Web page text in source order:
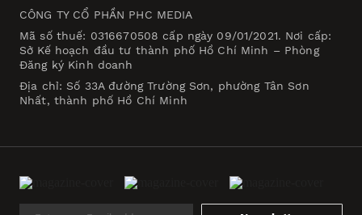
CÔNG TY CỔ PHẦN PHC MEDIA
Mã số thuế: 0316670508 cấp ngày 09/01/2021. Nơi cấp:
Sở Kế hoạch đầu tư thành phố Hồ Chí Minh – Phòng
Đăng ký Kinh doanh
Địa chỉ: Số 33A đường Trường Sơn, phường Tân Sơn
Nhất, thành phố Hồ Chí Minh